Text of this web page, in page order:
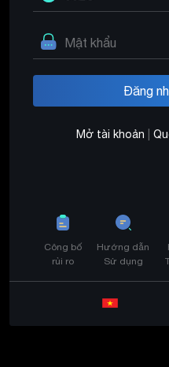
Mở tài khoản
Công bố
rủi ro
Hướng dẫn
Sử dụng